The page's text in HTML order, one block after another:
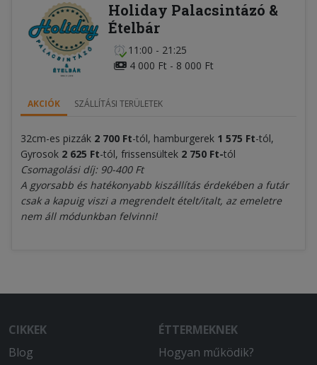
Holiday Palacsintázó &
Ételbár
11:00 - 21:25
4 000 Ft - 8 000 Ft
AKCIÓK SZÁLLÍTÁSI TERÜLETEK
32cm-es pizzák 2 700 Ft-tól, hamburgerek 1 575 Ft-tól,
Gyrosok 2 625 Ft-tól, frissensültek 2 750 Ft-tól
Csomagolási díj: 90-400 Ft
A gyorsabb és hatékonyabb kiszállítás érdekében a futár
csak a kapuig viszi a megrendelt ételt/italt, az emeletre
nem áll módunkban felvinni!
CIKKEK
Blog
ÉTTERMEKNEK
Hogyan működik?